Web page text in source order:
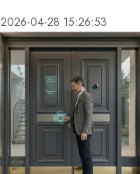
2026-04-28 15:26:53